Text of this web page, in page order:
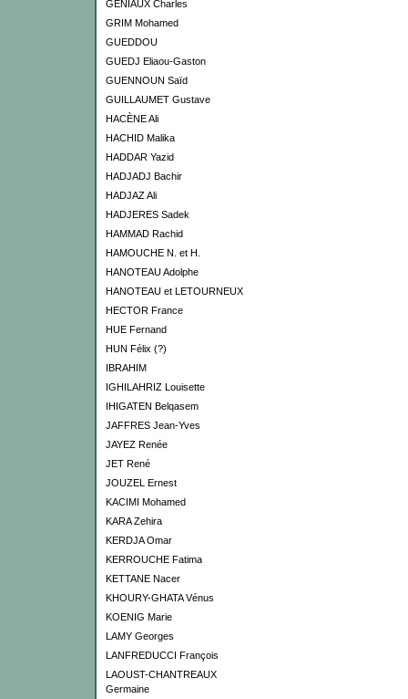
GENIAUX Charles
GRIM Mohamed
GUEDDOU
GUEDJ Eliaou-Gaston
GUENNOUN Saïd
GUILLAUMET Gustave
HACÈNE Ali
HACHID Malika
HADDAR Yazid
HADJADJ Bachir
HADJAZ Ali
HADJERES Sadek
HAMMAD Rachid
HAMOUCHE N. et H.
HANOTEAU Adolphe
HANOTEAU et LETOURNEUX
HECTOR France
HUE Fernand
HUN Félix (?)
IBRAHIM
IGHILAHRIZ Louisette
IHIGATEN Belqasem
JAFFRES Jean-Yves
JAYEZ Renée
JET René
JOUZEL Ernest
KACIMI Mohamed
KARA Zehira
KERDJA Omar
KERROUCHE Fatima
KETTANE Nacer
KHOURY-GHATA Vénus
KOENIG Marie
LAMY Georges
LANFREDUCCI François
LAOUST-CHANTREAUX
Germaine